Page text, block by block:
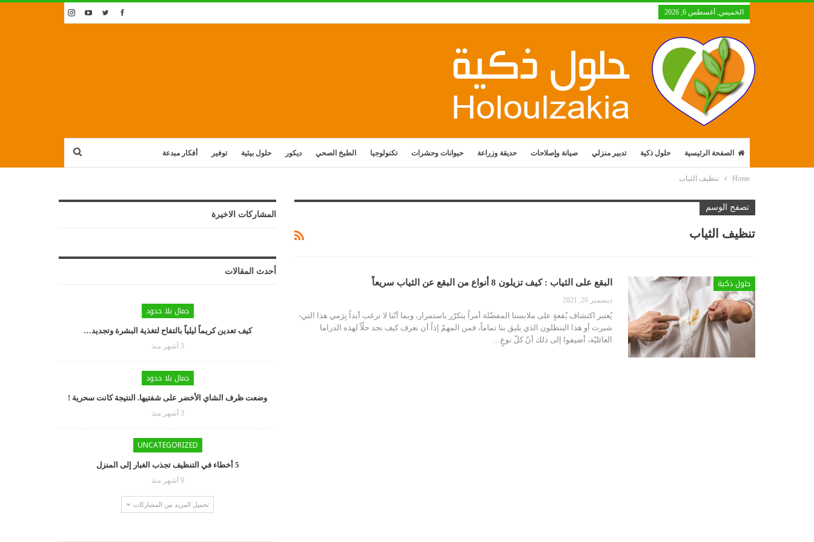
الخميس, أغسطس 6, 2026
الصفحة الرئيسية حلول ذكية تدبير منزلي صيانة وإصلاحات حديقة وزراعة حيوانات وحشرات تكنولوجيا الطبخ الصحي ديكور حلول بيئية توفير أفكار مبدعة
Home تنظيف الثياب
تصفح الوسم
تنظيف الثياب
حلول ذكية البقع على الثياب : كيف تزيلون 8 أنواع من البقع عن الثياب سريعاً
ديسمبر 20, 2021
يُعتبر اكتشاف بُقعةٍ على ملابسنا المفضّلة أمراً يتكرّر باستمرار، وبما أنّنا لا نرغب أبداً بِرَمي هذا التي-
شيرت أو هذا البنطلون الذي يليق بنا تماماً، فمن المهمّ إذاً أن نعرف كيف نجد حلّاً لهذه الدراما
العائليّة، أضيفوا إلى ذلك أنّ كلّ نوعٍ
المشاركات الاخيرة
أحدث المقالات
جمال بلا حدود
كيف تعدين كريماً ليلياً بالتفاح لتغذية البشرة وتجديد…
3 أشهر منذ
جمال بلا حدود
وضعت ظرف الشاي الأخضر على شفتيها. النتيجة كانت سحرية !
3 أشهر منذ
UNCATEGORIZED
5 أخطاء في التنظيف تجذب الغبار إلى المنزل
9 أشهر منذ
تحميل المزيد من المشاركات